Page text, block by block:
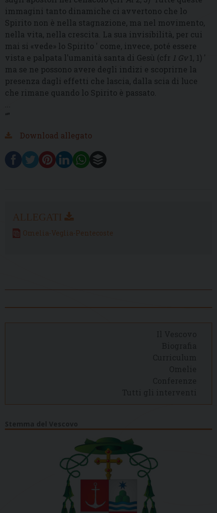
immagini tanto dinamiche ci avvertono che lo
Spirito non è nella stagnazione, ma nel movimento,
nella vita, nella crescita. La sua invisibilità, per cui
mai si «vede» lo Spirito ' come, invece, poté essere
vista e palpata l'umanità santa di Gesù (cfr 1 Gv1, 1) '
ma se ne possono avere degli indizi e scoprirne la
presenza dagli effetti che lascia, dalla scia di luce
che rimane quando lo Spirito è passato.
“”
Download allegato
Omelia-Veglia-Pentecoste